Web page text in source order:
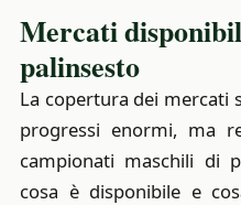
Mercati
palinsesto
La copertura dei mercati
progressi enormi, ma
campionati maschili di
cosa è disponibile e